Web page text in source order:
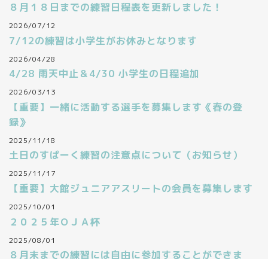
８月１８日までの練習日程表を更新しました！
2026/07/12
7/12の練習は小学生がお休みとなります
2026/04/28
4/28 雨天中止＆4/30 小学生の日程追加
2026/03/13
【重要】一緒に活動する選手を募集します《春の登
録》
2025/11/18
土日のすぱーく練習の注意点について（お知らせ）
2025/11/17
【重要】大館ジュニアアスリートの会員を募集します
2025/10/01
２０２５年ＯＪＡ杯
2025/08/01
８月末までの練習には自由に参加することができま